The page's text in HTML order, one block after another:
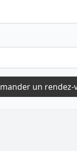
un rendez-